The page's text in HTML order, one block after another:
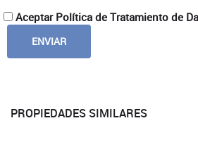
Aceptar Política de Tratamiento de
PROPIEDADES SIMILARES